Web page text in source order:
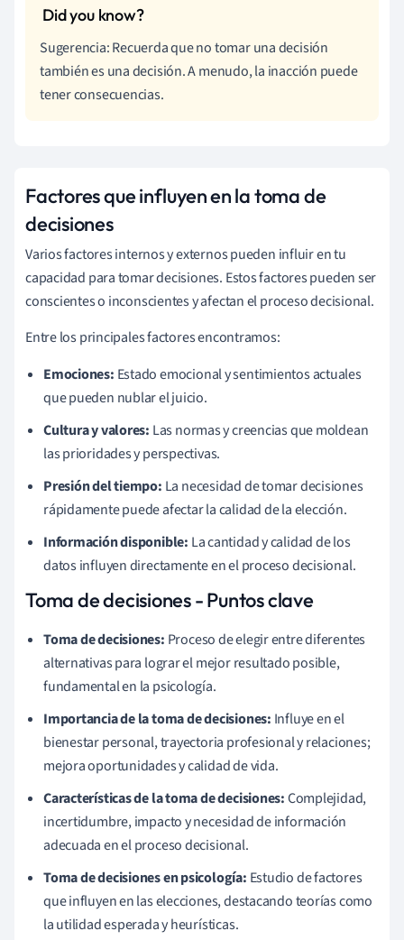
Sugerencia: Recuerda que no tomar una decisión
también es una decisión. A menudo, la inacción puede
tener consecuencias.
Factores que influyen en la toma de
decisiones
Varios factores internos y externos pueden influir en tu
capacidad para tomar decisiones. Estos factores pueden ser
conscientes o inconscientes y afectan el proceso decisional.
Entre los principales factores encontramos:
Emociones: Estado emocional y sentimientos actuales
que pueden nublar el juicio.
Cultura y valores: Las normas y creencias que moldean
las prioridades y perspectivas.
Presión del tiempo: La necesidad de tomar decisiones
rápidamente puede afectar la calidad de la elección.
Información disponible: La cantidad y calidad de los
datos influyen directamente en el proceso decisional.
Toma de decisiones - Puntos clave
Toma de decisiones: Proceso de elegir entre diferentes
alternativas para lograr el mejor resultado posible,
fundamental en la psicología.
Importancia de la toma de decisiones: Influye en el
bienestar personal, trayectoria profesional y relaciones;
mejora oportunidades y calidad de vida.
Características de la toma de decisiones:Complejidad,
incertidumbre, impacto y necesidad de información
adecuada en el proceso decisional.
Toma de decisiones en psicología: Estudio de factores
que influyen en las elecciones, destacando teorías como
la utilidad esperada y heurísticas.